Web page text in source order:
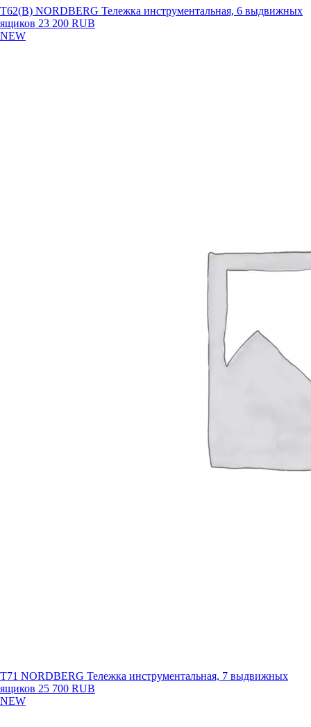
T62(B) NORDBERG Тележка инструментальная, 6 выдвижных
ящиков 23 200 RUB
NEW
T71 NORDBERG Тележка инструментальная, 7 выдвижных
ящиков 25 700 RUB
NEW